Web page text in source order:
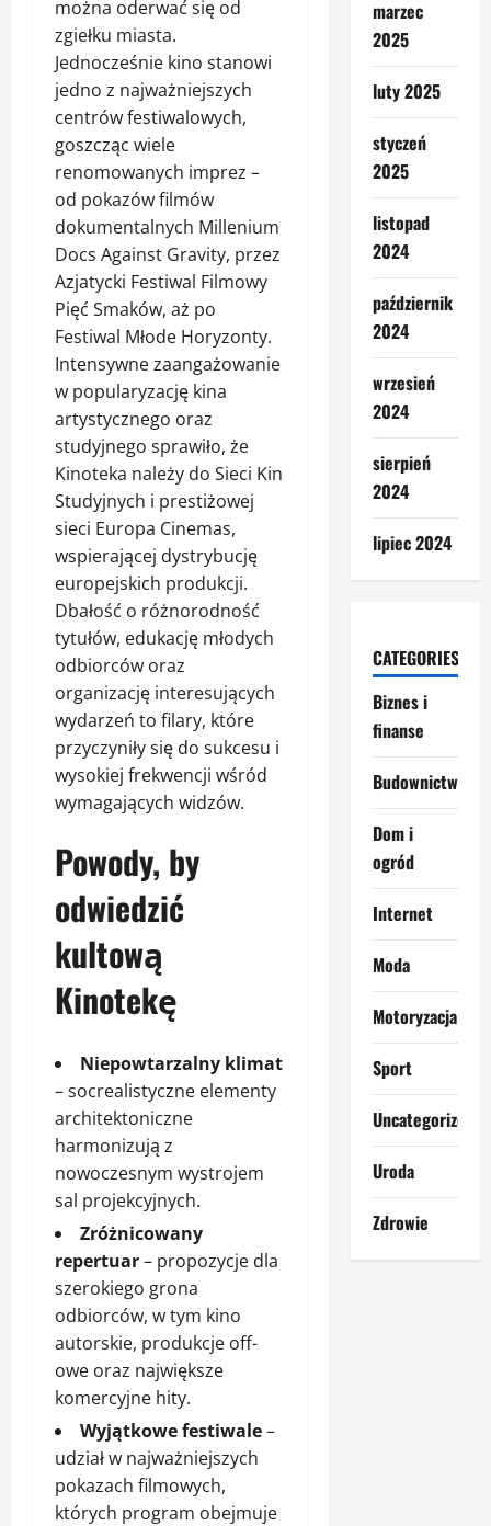
można oderwać się od
zgiełku miasta.
Jednocześnie kino stanowi
jedno z najważniejszych
centrów festiwalowych,
goszcząc wiele
renomowanych imprez –
od pokazów filmów
dokumentalnych Millenium
Docs Against Gravity, przez
Azjatycki Festiwal Filmowy
Pięć Smaków, aż po
Festiwal Młode Horyzonty.
Intensywne zaangażowanie
w popularyzację kina
artystycznego oraz
studyjnego sprawiło, że
Kinoteka należy do Sieci Kin
Studyjnych i prestiżowej
sieci Europa Cinemas,
wspierającej dystrybucję
europejskich produkcji.
Dbałość o różnorodność
tytułów, edukację młodych
odbiorców oraz
organizację interesujących
wydarzeń to filary, które
przyczyniły się do sukcesu i
wysokiej frekwencji wśród
wymagających widzów.
Powody, by
odwiedzić
kultową
Kinotekę
Niepowtarzalny klimat
– socrealistyczne elementy
architektoniczne
harmonizują z
nowoczesnym wystrojem
sal projekcyjnych.
Zróżnicowany
repertuar– propozycje dla
szerokiego grona
odbiorców, w tym kino
autorskie, produkcje off-
owe oraz największe
komercyjne hity.
Wyjątkowe festiwale–
udział w najważniejszych
pokazach filmowych,
których program obejmuje
marzec
2025
luty 2025
styczeń
2025
listopad
2024
październik
2024
wrzesień
2024
sierpień
2024
lipiec 2024
CATEGORIES
Biznes i
finanse
Budownictwo
Dom i
ogród
Internet
Moda
Motoryzacja
Sport
Uncategorized
Uroda
Zdrowie